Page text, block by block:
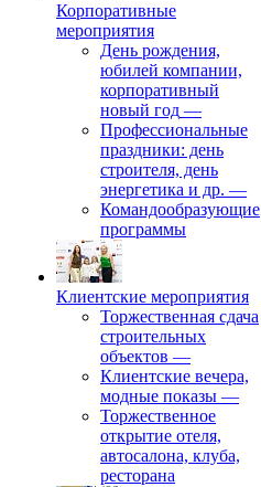
Корпоративные
мероприятия
День рождения,
юбилей компании,
корпоративный
новый год —
Профессиональные
праздники: день
строителя, день
энергетика и др. —
Командообразующие
программы
Клиентские мероприятия
Торжественная сдача
строительных
объектов —
Клиентские вечера,
модные показы —
Торжественное
открытие отеля,
автосалона, клуба,
ресторана